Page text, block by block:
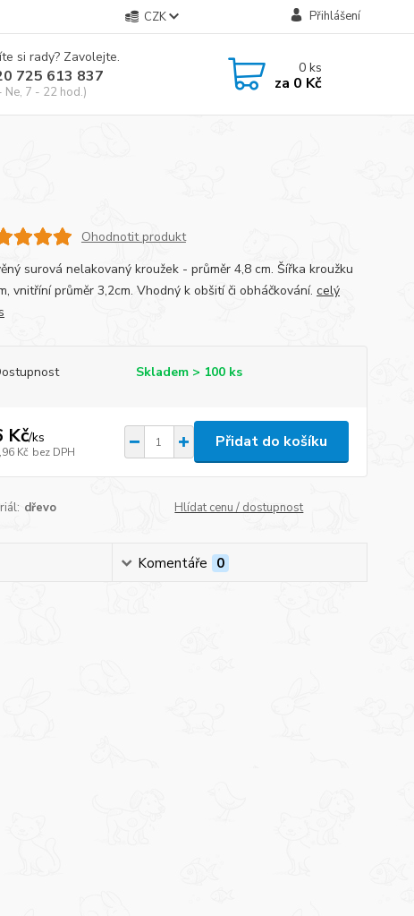
CZK Přihlášení
si rady? Zavolejte.
725 613 837
Ne, 7 - 22 hod.)
0ks
za 0 Kč
Ohodnotit produkt
surová nelakovaný kroužek - průměr 4,8 cm. Šířka kroužku
vnitříní průměr 3,2cm. Vhodný k obšití či obháčkování. celý
Skladem > 100 ks
Kč/ks
Kč bez DPH
Přidat do košíku
dřevo Hlídat cenu / dostupnost
Komentáře 0